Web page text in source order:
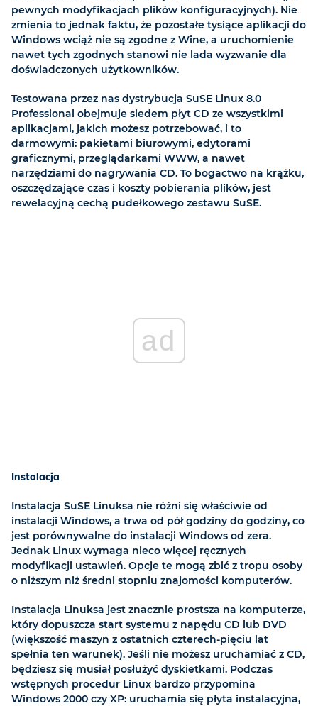
pewnych modyfikacjach plików konfiguracyjnych). Nie
zmienia to jednak faktu, że pozostałe tysiące aplikacji do
Windows wciąż nie są zgodne z Wine, a uruchomienie
nawet tych zgodnych stanowi nie lada wyzwanie dla
doświadczonych użytkowników.
Testowana przez nas dystrybucja SuSE Linux 8.0
Professional obejmuje siedem płyt CD ze wszystkimi
aplikacjami, jakich możesz potrzebować, i to
darmowymi: pakietami biurowymi, edytorami
graficznymi, przeglądarkami WWW, a nawet
narzędziami do nagrywania CD. To bogactwo na krążku,
oszczędzające czas i koszty pobierania plików, jest
rewelacyjną cechą pudełkowego zestawu SuSE.
ad
Instalacja
Instalacja SuSE Linuksa nie różni się właściwie od
instalacji Windows, a trwa od pół godziny do godziny, co
jest porównywalne do instalacji Windows od zera.
Jednak Linux wymaga nieco więcej ręcznych
modyfikacji ustawień. Opcje te mogą zbić z tropu osoby
o niższym niż średni stopniu znajomości komputerów.
Instalacja Linuksa jest znacznie prostsza na komputerze,
który dopuszcza start systemu z napędu CD lub DVD
(większość maszyn z ostatnich czterech-pięciu lat
spełnia ten warunek). Jeśli nie możesz uruchamiać z CD,
będziesz się musiał posłużyć dyskietkami. Podczas
wstępnych procedur Linux bardzo przypomina
Windows 2000 czy XP: uruchamia się płyta instalacyjna,